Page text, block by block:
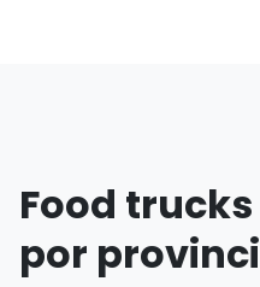
Food
por